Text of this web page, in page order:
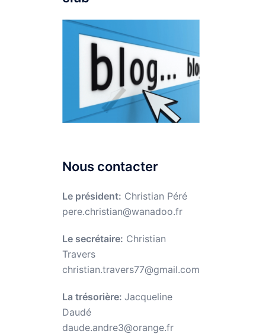
Nous contacter
Le président: Christian Péré
pere.christian@wanadoo.fr
Le secrétaire: Christian
Travers
christian.travers77@gmail.com
La trésorière: Jacqueline
Daudé
daude.andre3@orange.fr